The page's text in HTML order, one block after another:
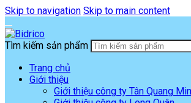
Skip to navigation Skip to main content
Tìm kiếm sản phẩm
Trang chủ
Giới thiệu
Giới thiệu công ty Tân Quang